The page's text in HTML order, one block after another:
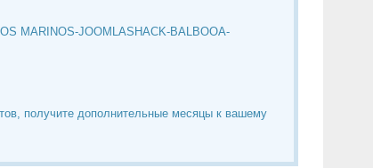
MARINOS-JOOMLASHACK-BALBOOA-
получите дополнительные месяцы к вашему